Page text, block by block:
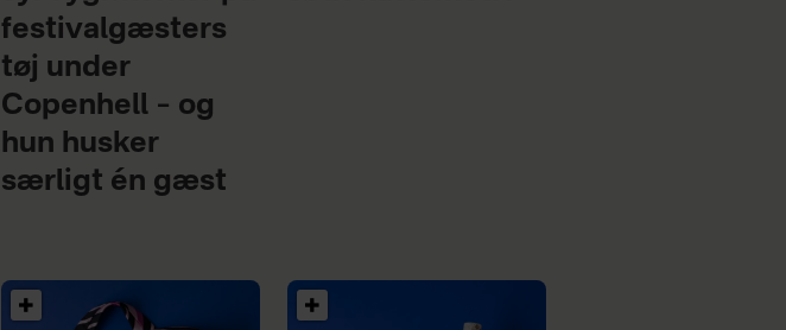
festivalgæsters
tøj under
Copenhell – og
hun husker
særligt én gæst